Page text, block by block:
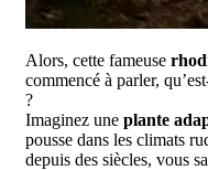
Alors, cette fameuse
commencé à parler,
?
Imaginez une plante
pousse dans les climats
depuis des siècles, vous